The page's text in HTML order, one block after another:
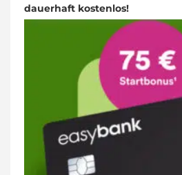
dauerhaft kostenlos!